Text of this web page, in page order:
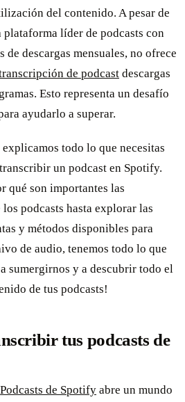
del contenido. A pesar de
plataforma líder de podcasts con
de descargas mensuales, no ofrece
de podcast descargas
Esto representa un desafío
ayudarlo a superar.
todo lo que necesitas
un podcast en Spotify.
qué son importantes las
podcasts hasta explorar las
y métodos disponibles para
de audio, tenemos todo lo que
a sumergirnos y a descubrir todo el
de tus podcasts!
tus podcasts de
Podcasts de Spotify abre un mundo